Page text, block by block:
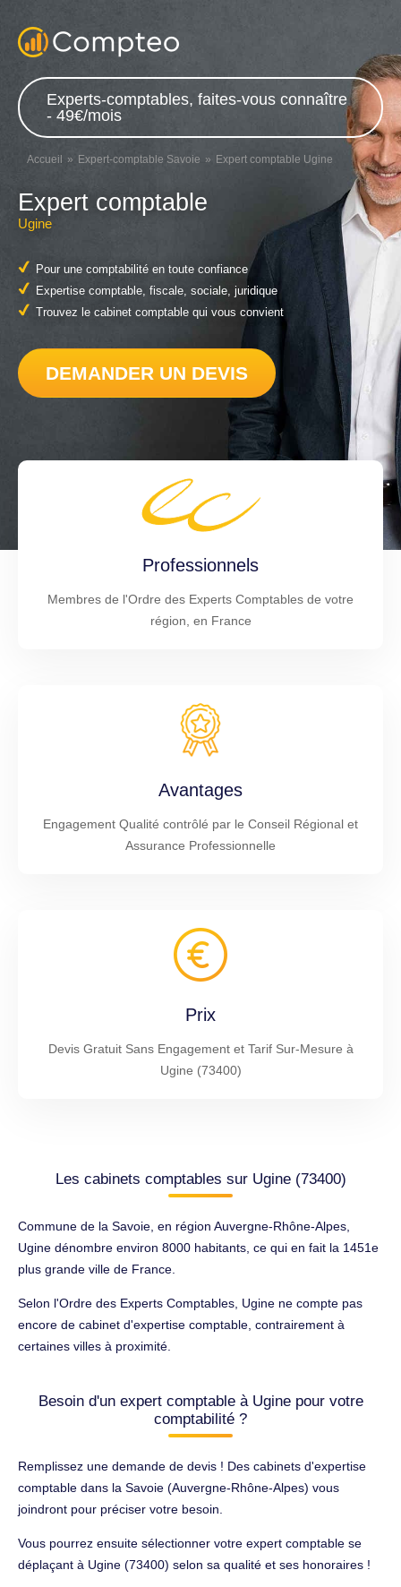
Experts-comptables, faites-vous connaître
- 49€/mois
Accueil Expert-comptable Savoie Expert comptable Ugine
Expert comptable
Ugine
Pour une comptabilité en toute confiance
Expertise comptable, fiscale, sociale, juridique
Trouvez le cabinet comptable qui vous convient
DEMANDER UN DEVIS
Professionnels
Membres de l'Ordre des Experts Comptables de votre
région, en France
Avantages
Engagement Qualité contrôlé par le Conseil Régional et
Assurance Professionnelle
Prix
Devis Gratuit Sans Engagement et Tarif Sur-Mesure à
Ugine (73400)
Les cabinets comptables sur Ugine (73400)
Commune de la Savoie, en région Auvergne-Rhône-Alpes,
Ugine dénombre environ 8000 habitants, ce qui en fait la 1451e
plus grande ville de France.
Selon l'Ordre des Experts Comptables, Ugine ne compte pas
encore de cabinet d'expertise comptable, contrairement à
certaines villes à proximité.
Besoin d'un expert comptable à Ugine pour votre
comptabilité ?
Remplissez une demande de devis ! Des cabinets d'expertise
comptable dans la Savoie (Auvergne-Rhône-Alpes) vous
joindront pour préciser votre besoin.
Vous pourrez ensuite sélectionner votre expert comptable se
déplaçant à Ugine (73400) selon sa qualité et ses honoraires !